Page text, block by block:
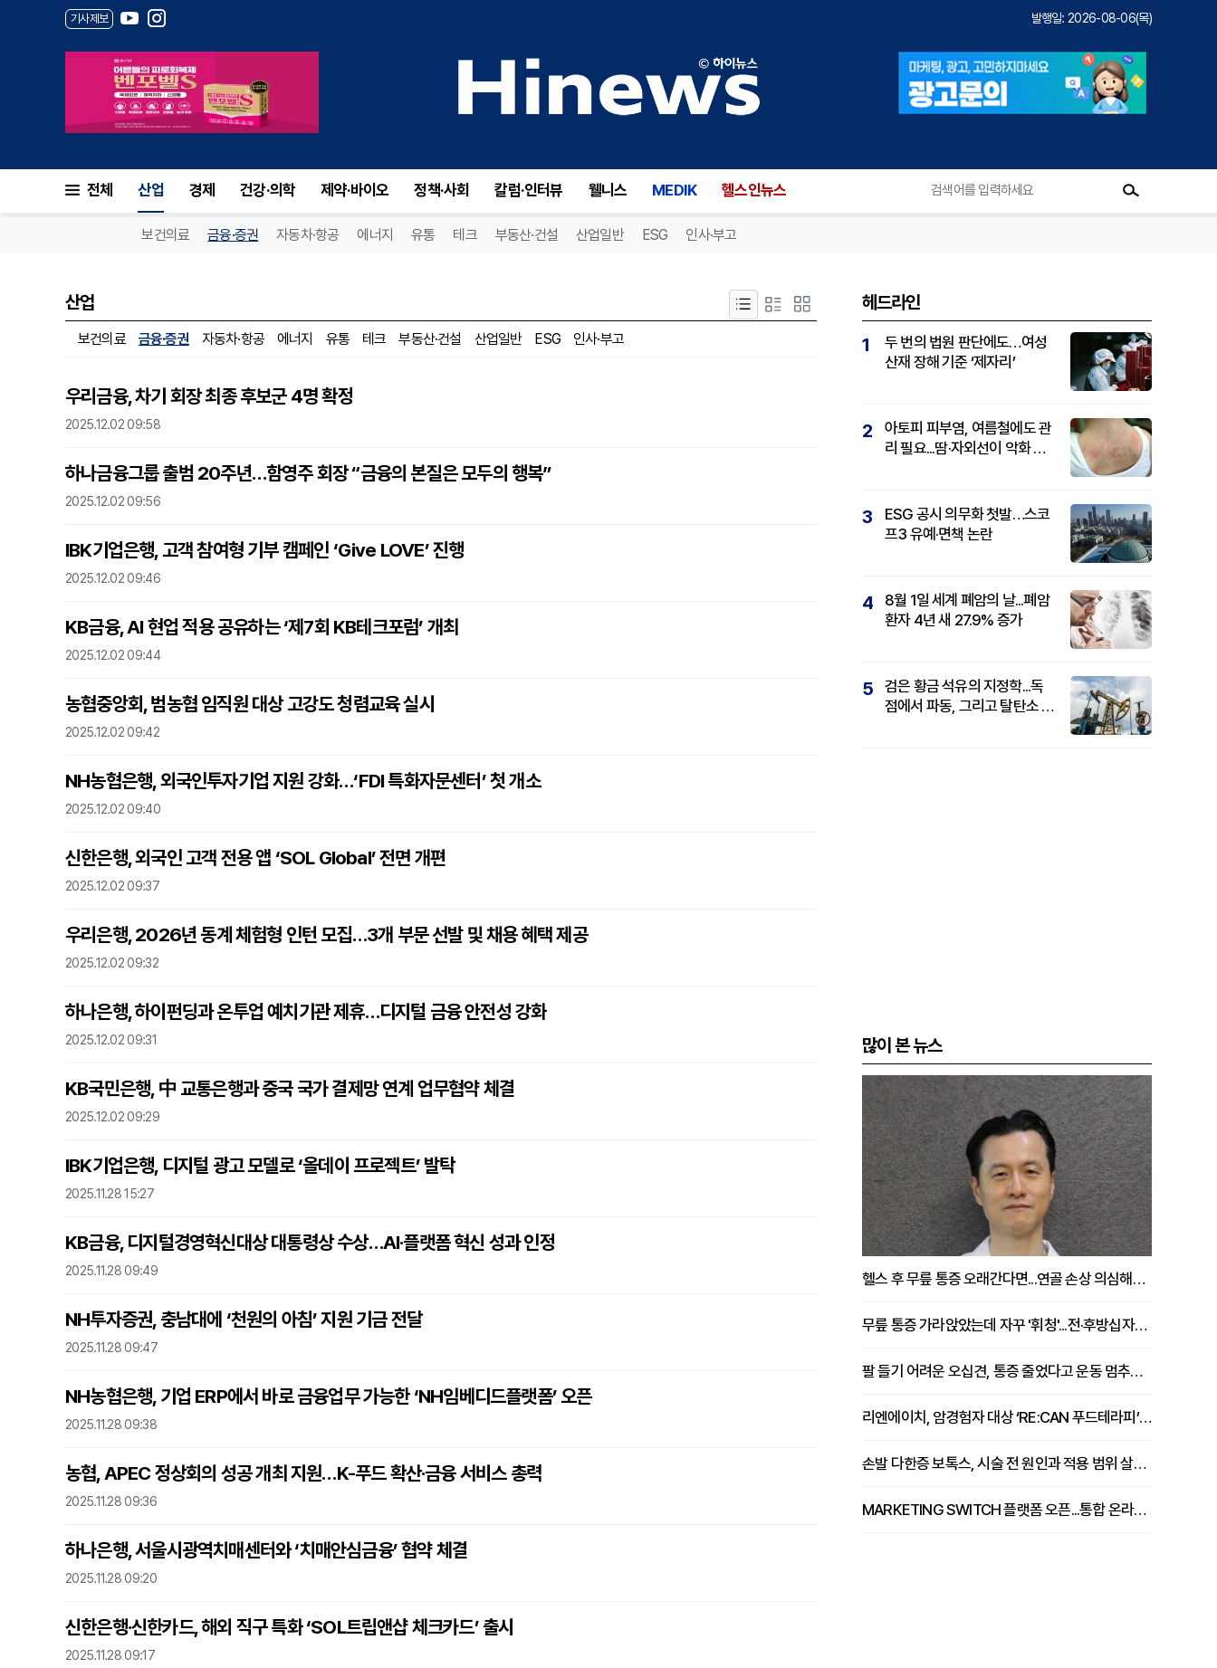
기사제보 발행일: 2026-08-06(목)
전체 산업 경제 건강·의학 제약·바이오 정책·사회 칼럼·인터뷰 웰니스 MEDIK 헬스인뉴스
보건의료 금융·증권 자동차·항공 에너지 유통 테크 부동산·건설 산업일반 ESG 인사·부고
산업
보건의료 금융·증권 자동차·항공 에너지 유통 테크 부동산·건설 산업일반 ESG 인사·부고
우리금융, 차기 회장 최종 후보군 4명 확정
2025.12.02 09:58
하나금융그룹 출범 20주년…함영주 회장 “금융의 본질은 모두의 행복”
2025.12.02 09:56
IBK기업은행, 고객 참여형 기부 캠페인 ‘Give LOVE’ 진행
2025.12.02 09:46
KB금융, AI 현업 적용 공유하는 ‘제7회 KB테크포럼’ 개최
2025.12.02 09:44
농협중앙회, 범농협 임직원 대상 고강도 청렴교육 실시
2025.12.02 09:42
NH농협은행, 외국인투자기업 지원 강화…‘FDI 특화자문센터’ 첫 개소
2025.12.02 09:40
신한은행, 외국인 고객 전용 앱 ‘SOL Global’ 전면 개편
2025.12.02 09:37
우리은행, 2026년 동계 체험형 인턴 모집…3개 부문 선발 및 채용 혜택 제공
2025.12.02 09:32
하나은행, 하이펀딩과 온투업 예치기관 제휴…디지털 금융 안전성 강화
2025.12.02 09:31
KB국민은행, 中 교통은행과 중국 국가 결제망 연계 업무협약 체결
2025.12.02 09:29
IBK기업은행, 디지털 광고 모델로 ‘올데이 프로젝트’ 발탁
2025.11.28 15:27
KB금융, 디지털경영혁신대상 대통령상 수상…AI·플랫폼 혁신 성과 인정
2025.11.28 09:49
NH투자증권, 충남대에 ‘천원의 아침’ 지원 기금 전달
2025.11.28 09:47
NH농협은행, 기업 ERP에서 바로 금융업무 가능한 ‘NH임베디드플랫폼’ 오픈
2025.11.28 09:38
농협, APEC 정상회의 성공 개최 지원…K-푸드 확산·금융 서비스 총력
2025.11.28 09:36
하나은행, 서울시광역치매센터와 ‘치매안심금융’ 협약 체결
2025.11.28 09:20
신한은행·신한카드, 해외 직구 특화 ‘SOL트립앤샵 체크카드’ 출시
2025.11.28 09:17
헤드라인
1
두 번의 법원 판단에도…여성
산재 장해 기준 ‘제자리’
2
아토피 피부염, 여름철에도 관
리 필요...땀·자외선이 악화 요
3
ESG 공시 의무화 첫발…스코
프3 유예·면책 논란
4
8월 1일 세계 폐암의 날...폐암
환자 4년 새 27.9% 증가
5
검은 황금 석유의 지정학...독
점에서 파동, 그리고 탈탄소 패
많이 본 뉴스
헬스 후 무릎 통증 오래간다면...연골 손상 의심해야 [김상범 원장 칼럼]
무릎 통증 가라앉았는데 자꾸 '휘청'...전·후방십자인대 파열 확인해야 [곽우경 원장 칼럼]
팔 들기 어려운 오십견, 통증 줄었다고 운동 멈추면 안 되는 이유 [이병욱 원장 칼럼]
리엔에이치, 암경험자 대상 ‘RE:CAN 푸드테라피’ 운영
손발 다한증 보톡스, 시술 전 원인과 적용 범위 살펴야 [강윤일 원장 칼럼]
MARKETING SWITCH 플랫폼 오픈...통합 온라인 마케팅 서비스 확대